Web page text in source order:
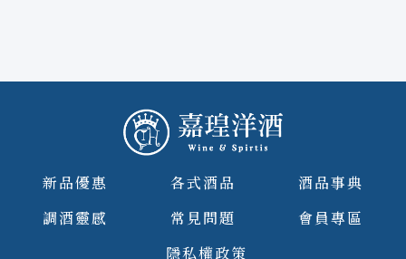
新品優惠 各式酒品
酒品事典
調酒靈感
常見問題
會員專區
隱私權政策